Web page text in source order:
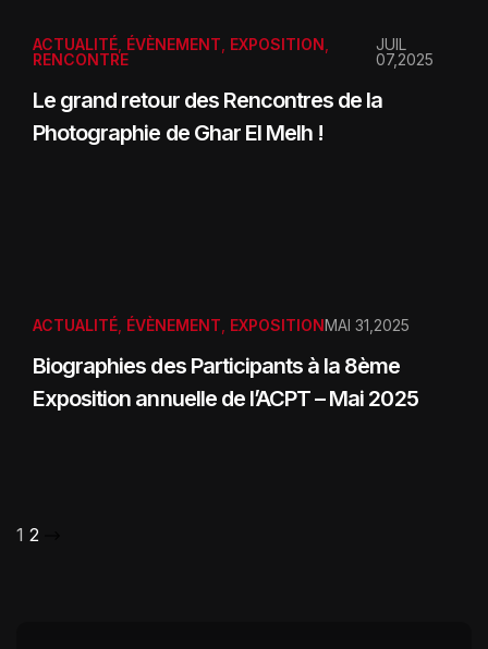
ACTUALITÉ ÉVÈNEMENT EXPOSITION
RENCONTRE
JUIL
07,2025
Le grand retour des Rencontres de la
Photographie de Ghar El Melh !
ACTUALITÉ ÉVÈNEMENT EXPOSITIONMAI 31,2025
Biographies des Participants à la 8ème
Exposition annuelle de l’ACPT – Mai 2025
1 2